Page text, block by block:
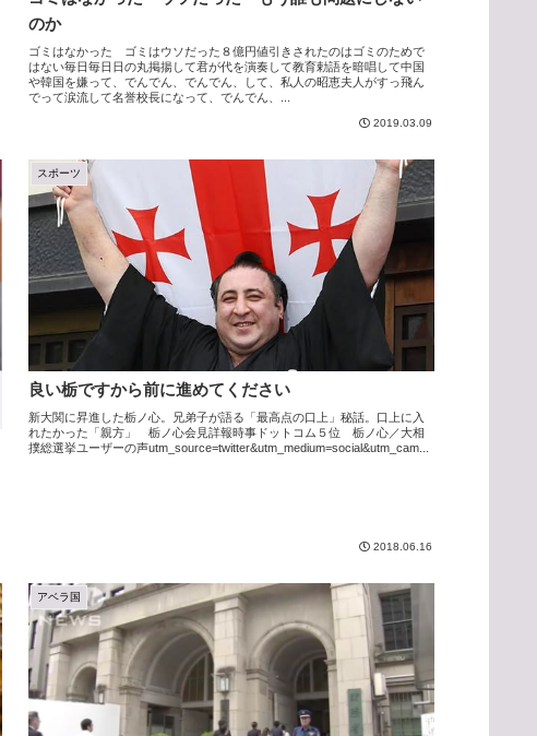
のか
ゴミはなかった ゴミはウソだった８億円値引きされたのはゴミのためで
はない毎日毎日日の丸掲揚して君が代を演奏して教育勅語を暗唱して中国
や韓国を嫌って、でんでん、でんでん、して、私人の昭恵夫人がすっ飛ん
でって涙流して名誉校長になって、でんでん、...
2019.03.09
スポーツ
良い栃ですから前に進めてください
新大関に昇進した栃ノ心。兄弟子が語る「最高点の口上」秘話。口上に入
れたかった「親方」 栃ノ心会見詳報時事ドットコム５位 栃ノ心／大相
撲総選挙ユーザーの声utm_source=twitter&utm_medium=social&utm_cam...
2018.06.16
アベラ国